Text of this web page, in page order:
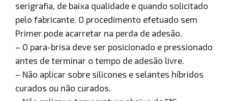
serigrafia, de baixa qualidade e quando solicitado
pelo fabricante. O procedimento efetuado sem
Primer pode acarretar na perda de adesão.
– O para-brisa deve ser posicionado e pressionado
antes de terminar o tempo de adesão livre.
– Não aplicar sobre silicones e selantes híbridos
curados ou não curados.